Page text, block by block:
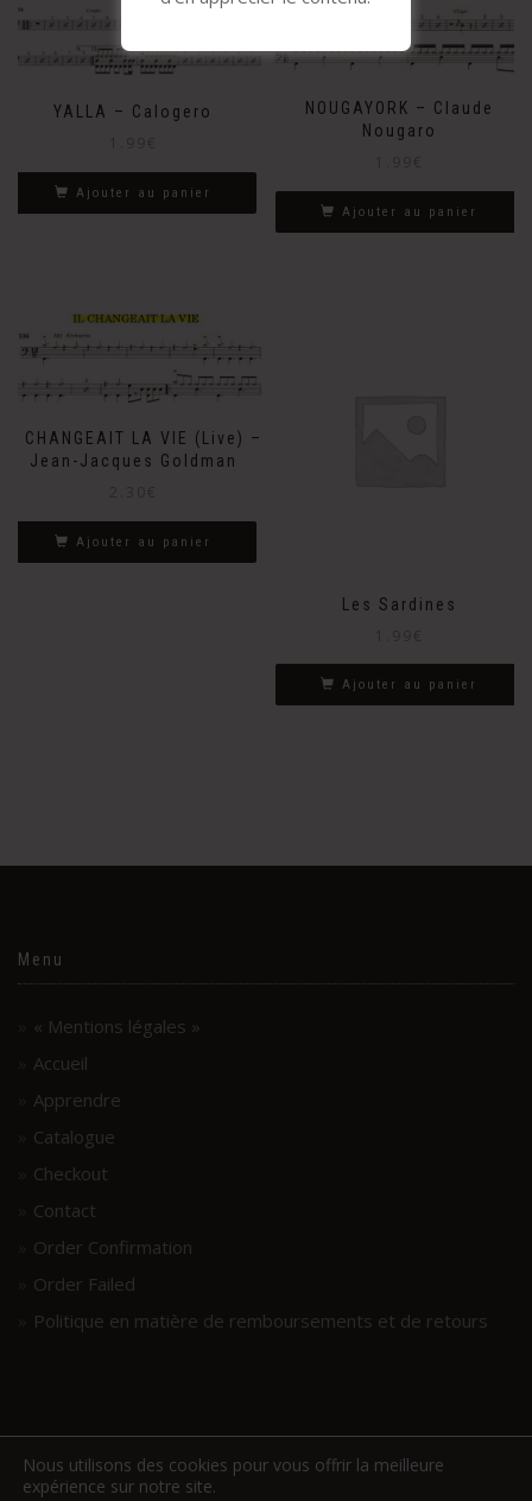
YALLA – Calogero
Ajouter au panier
NOUGAYORK – Claude
Nougaro
Ajouter au panier
IL CHANGEAIT LA VIE (Live) –
Jean-Jacques Goldman
Ajouter au panier
Les Sardines
Ajouter au panier
Menu
« Mentions légales »
Accueil
Apprendre
Catalogue
Checkout
Contact
Order Confirmation
Order Failed
Politique en matière de remboursements et de retours
Nous utilisons des cookies pour vous offrir la meilleure
expérience sur notre site.